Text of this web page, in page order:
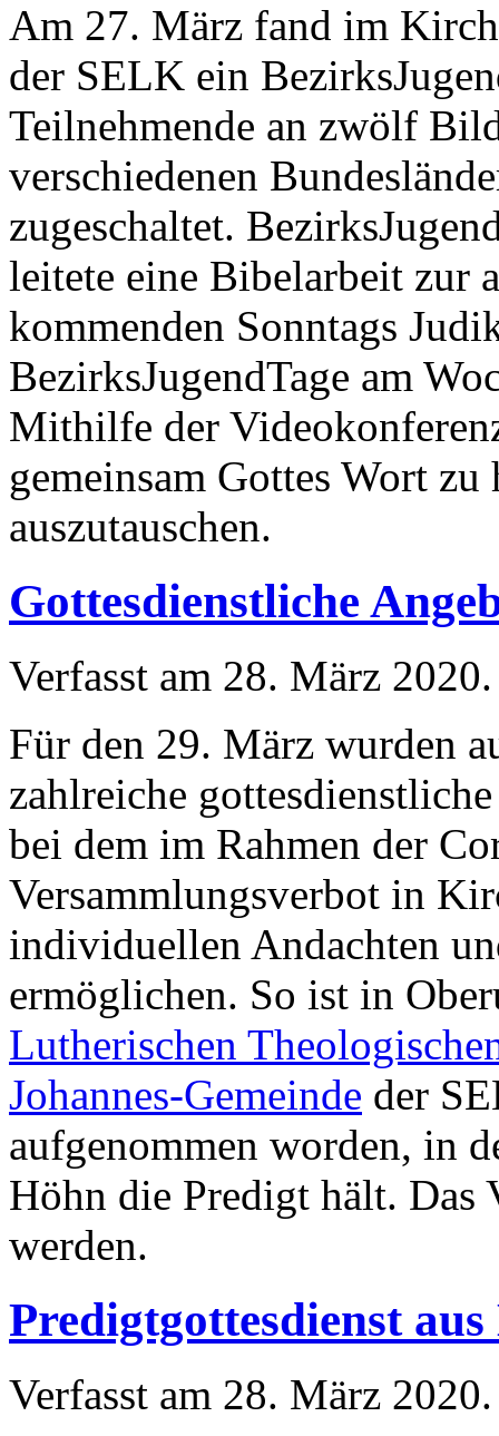
Am 27. März fand im
der SELK ein
Teilnehmende an zwölf
verschiedenen
zugeschaltet.
leitete eine Bibelarbeit zur
kommenden Sonntags
BezirksJugendTage am
Mithilfe der
gemeinsam Gottes Wort
auszutauschen.
Gottesdienstliche
Verfasst am 28. März 2020.
Für den 29. März wurden
zahlreiche
bei dem im Rahmen der
Versammlungsverbot in
individuellen Andachten
ermöglichen. So ist in
Lutherischen
Johannes-Gemeinde der
aufgenommen worden, in
Höhn die Predigt hält. Das
werden.
Predigtgottesdienst
Verfasst am 28. März 2020.